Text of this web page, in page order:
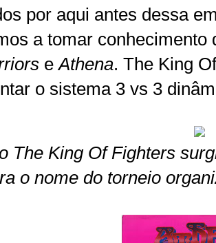
por aqui antes dessa
a tomar
eAthena. The King
o sistema 3 vs 3
The King Of Fighters
o nome do torneio